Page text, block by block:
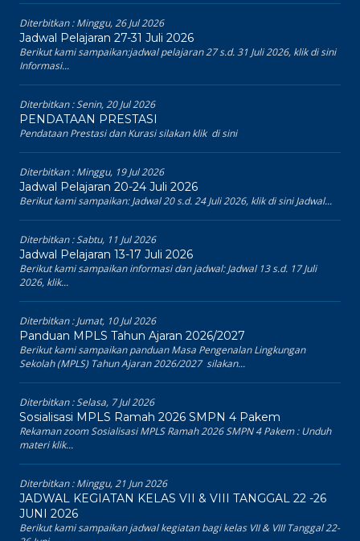
Diterbitkan :Minggu, 26 Jul 2026
Jadwal Pelajaran 27-31 Juli 2026
Berikut kami sampaikan:jadwal pelajaran 27 s.d. 31 Juli 2026, klik di sini
Informasi...
Diterbitkan :Senin, 20 Jul 2026
PENDATAAN PRESTASI
Pendataan Prestasi dan Kurasi silakan klik di sini
Diterbitkan :Minggu, 19 Jul 2026
Jadwal Pelajaran 20-24 Juli 2026
Berikut kami sampaikan: Jadwal 20 s.d. 24 Juli 2026, klik di sini Jadwal...
Diterbitkan :Sabtu, 11 Jul 2026
Jadwal Pelajaran 13-17 Juli 2026
Berikut kami sampaikan informasi dan jadwal: Jadwal 13 s.d. 17 Juli
2026, klik...
Diterbitkan :Jumat, 10 Jul 2026
Panduan MPLS Tahun Ajaran 2026/2027
Berikut kami sampaikan panduan Masa Pengenalan Lingkungan
Sekolah (MPLS) Tahun Ajaran 2026/2027 silakan...
Diterbitkan :Selasa, 7 Jul 2026
Sosialisasi MPLS Ramah 2026 SMPN 4 Pakem
Rekaman zoom Sosialisasi MPLS Ramah 2026 SMPN 4 Pakem : Unduh
materi klik...
Diterbitkan :Minggu, 21 Jun 2026
JADWAL KEGIATAN KELAS VII & VIII TANGGAL 22 -26
JUNI 2026
Berikut kami sampaikan jadwal kegiatan bagi kelas VII & VIII Tanggal 22-